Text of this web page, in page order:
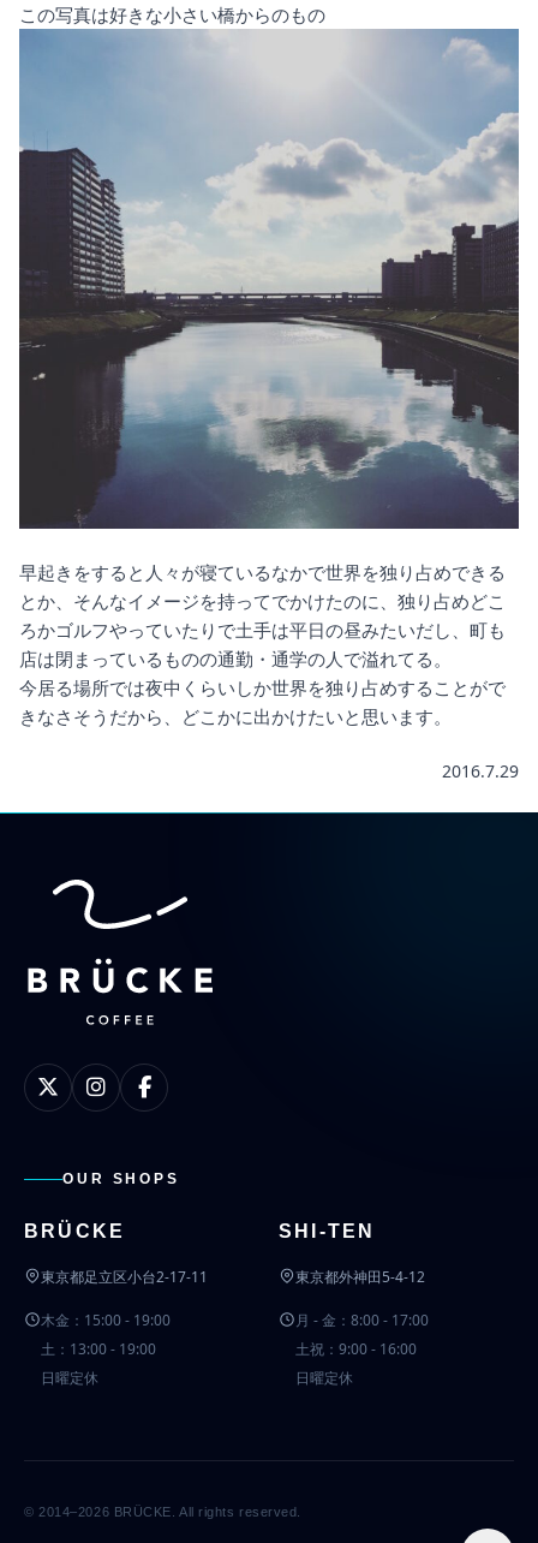
この写真は好きな小さい橋からのもの
早起きをすると人々が寝ているなかで世界を独り占めできる
とか、そんなイメージを持ってでかけたのに、独り占めどこ
ろかゴルフやっていたりで土手は平日の昼みたいだし、町も
店は閉まっているものの通勤・通学の人で溢れてる。
今居る場所では夜中くらいしか世界を独り占めすることがで
きなさそうだから、どこかに出かけたいと思います。
2016.7.29
OUR SHOPS
BRÜCKE
東京都足立区小台2-17-11
木金：15:00 - 19:00
土：13:00 - 19:00
日曜定休
SHI-TEN
東京都外神田5-4-12
月 - 金：8:00 - 17:00
土祝：9:00 - 16:00
日曜定休
© 2014–2026 BRÜCKE. All rights reserved.